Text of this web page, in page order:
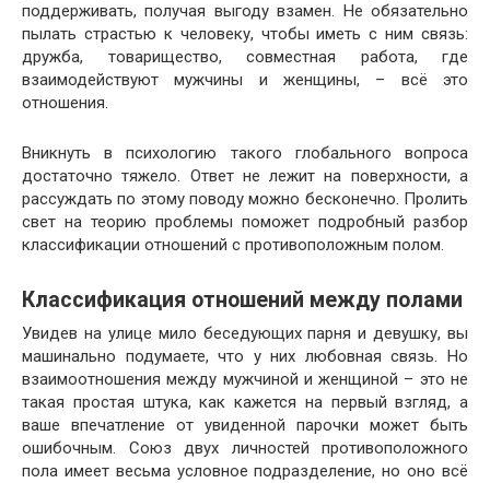
поддерживать, получая выгоду взамен. Не обязательно
пылать страстью к человеку, чтобы иметь с ним связь:
дружба, товарищество, совместная работа, где
взаимодействуют мужчины и женщины, – всё это
отношения.
Вникнуть в психологию такого глобального вопроса
достаточно тяжело. Ответ не лежит на поверхности, а
рассуждать по этому поводу можно бесконечно. Пролить
свет на теорию проблемы поможет подробный разбор
классификации отношений с противоположным полом.
Классификация отношений между полами
Увидев на улице мило беседующих парня и девушку, вы
машинально подумаете, что у них любовная связь. Но
взаимоотношения между мужчиной и женщиной – это не
такая простая штука, как кажется на первый взгляд, а
ваше впечатление от увиденной парочки может быть
ошибочным. Союз двух личностей противоположного
пола имеет весьма условное подразделение, но оно всё